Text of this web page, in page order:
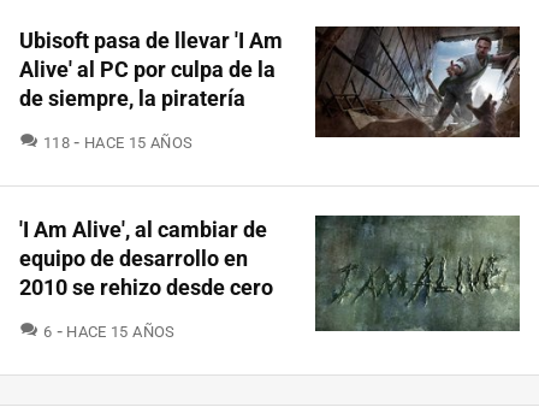
Ubisoft pasa de llevar 'I Am
Alive' al PC por culpa de la
de siempre, la piratería
118COMENTARIOS
HACE 15 AÑOS
'I Am Alive', al cambiar de
equipo de desarrollo en
2010 se rehizo desde cero
6 COMENTARIOS
HACE 15 AÑOS